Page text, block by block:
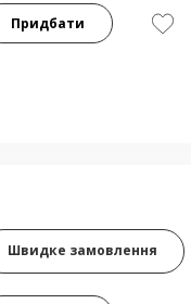
Придбати
Швидке замовлення